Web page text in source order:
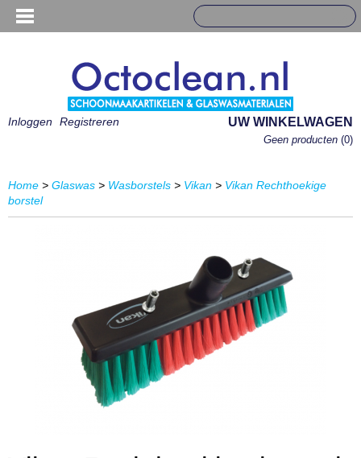
Inloggen Registreren UW WINKELWAGEN
Geen producten (0)
Home > Glaswas > Wasborstels > Vikan > Vikan Rechthoekige
borstel